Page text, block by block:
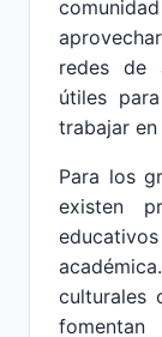
redes de
útiles
trabajar en
Para los
existen
culturales